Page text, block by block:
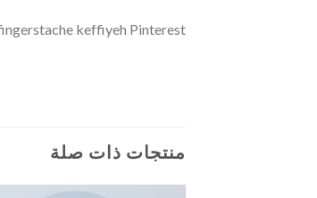
keffiyeh Pinterest.
منتجات ذات صلة